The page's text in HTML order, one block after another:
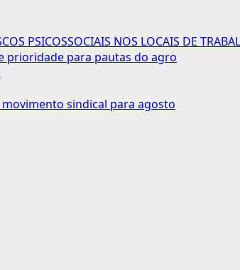
PSICOSSOCIAIS NOS LOCAIS DE
prioridade para pautas do agro
movimento sindical para agosto